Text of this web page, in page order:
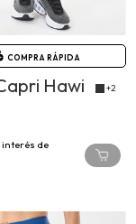
COMPRA RÁPIDA
Hawi +2
de